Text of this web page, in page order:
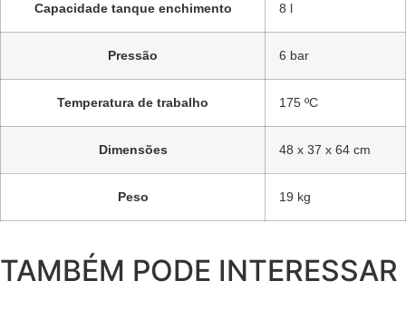
Capacidade tanque enchimento 8 l
Pressão 6 bar
Temperatura de trabalho 175 ºC
Dimensões 48 x 37 x 64 cm
Peso 19 kg
TAMBÉM PODE INTERESSAR